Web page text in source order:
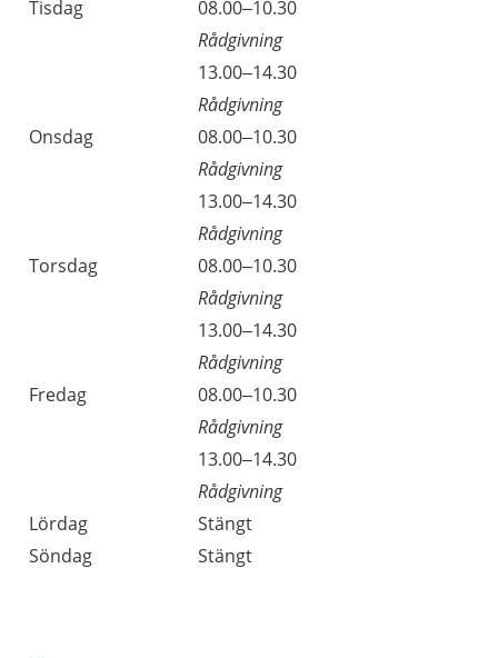
Tisdag
08.00–10.30
Rådgivning
13.00–14.30
Rådgivning
Onsdag
08.00–10.30
Rådgivning
13.00–14.30
Rådgivning
Torsdag
08.00–10.30
Rådgivning
13.00–14.30
Rådgivning
Fredag
08.00–10.30
Rådgivning
13.00–14.30
Rådgivning
Lördag
Stängt
Söndag
Stängt